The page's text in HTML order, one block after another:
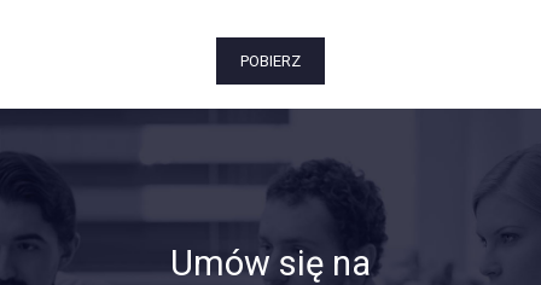
POBIERZ
Umów się na